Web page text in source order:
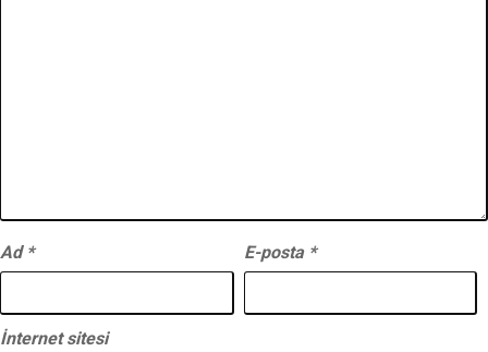
Ad * E-posta *
İnternet sitesi